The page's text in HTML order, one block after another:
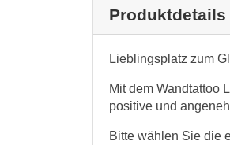
Lieblingsplatz zum
Mit dem Wandtattoo
positive und
Bitte wählen Sie die